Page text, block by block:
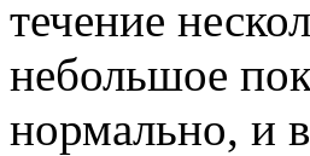
течение
небольшое
нормально, и